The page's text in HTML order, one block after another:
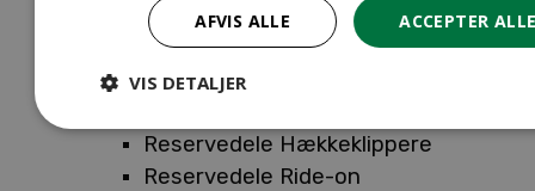
Reservedele Løvblæsere
Reservedele Motorsave
Reservedele Plæneklippere
Reservedele Hækkeklippere
Reservedele Ride-on
ACCEPTER
AFVIS ALLE
VIS DETALJER